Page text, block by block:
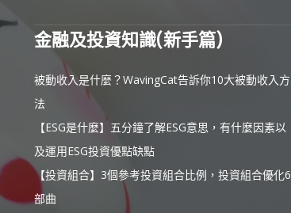
金融及投資知識(新手篇)
被動收入是什麼？WavingCat告訴你10大被動收入方
法
【ESG是什麼】五分鐘了解ESG意思，有什麼因素以
及運用ESG投資優點缺點
【投資組合】3個參考投資組合比例，投資組合優化6
部曲